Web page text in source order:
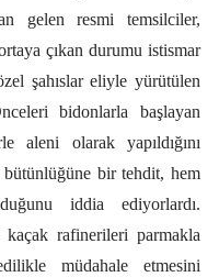
gelen resmi temsilciler,
çıkan durumu istismar
şahıslar eliyle yürütülen
bidonlarla başlayan
aleni olarak yapıldığını
bütünlüğüne bir tehdit, hem
iddia ediyorlardı.
kaçak rafinerileri parmakla
müdahale etmesini